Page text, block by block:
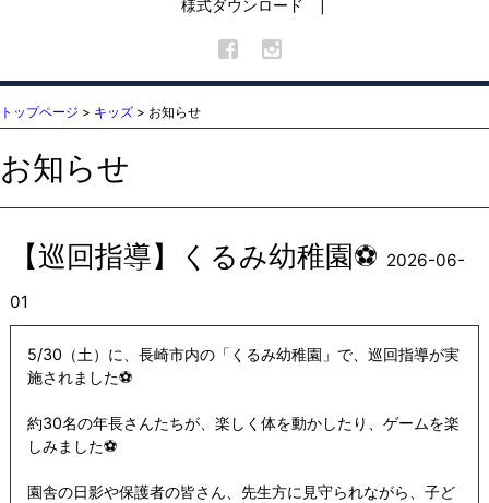
様式ダウンロード
トップページ > キッズ > お知らせ
お知らせ
【巡回指導】くるみ幼稚園⚽ 2026-06-
01
5/30（土）に、長崎市内の「くるみ幼稚園」で、巡回指導が実
施されました⚽
約30名の年長さんたちが、楽しく体を動かしたり、ゲームを楽
しみました⚽
園舎の日影や保護者の皆さん、先生方に見守られながら、子ど